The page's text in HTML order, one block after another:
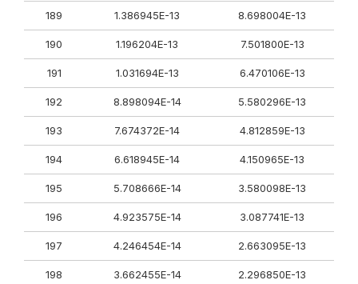
189 1.386945E-13 8.698004E-13
190 1.196204E-13 7.501800E-13
191 1.031694E-13 6.470106E-13
192 8.898094E-14 5.580296E-13
193 7.674372E-14 4.812859E-13
194 6.618945E-14 4.150965E-13
195 5.708666E-14 3.580098E-13
196 4.923575E-14 3.087741E-13
197 4.246454E-14 2.663095E-13
198 3.662455E-14 2.296850E-13